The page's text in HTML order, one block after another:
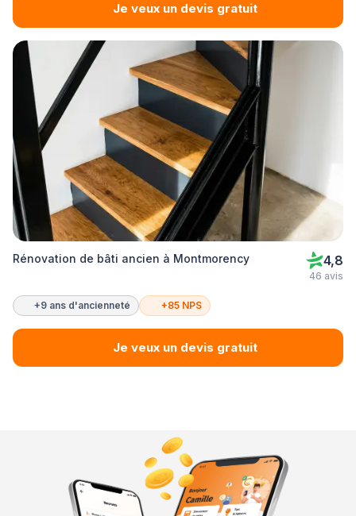
Je veux un devis gratuit
Rénovation de bâti ancien à Montmorency 4,8
46 avis
+9 ans d'ancienneté +85 NPS
Je veux un devis gratuit